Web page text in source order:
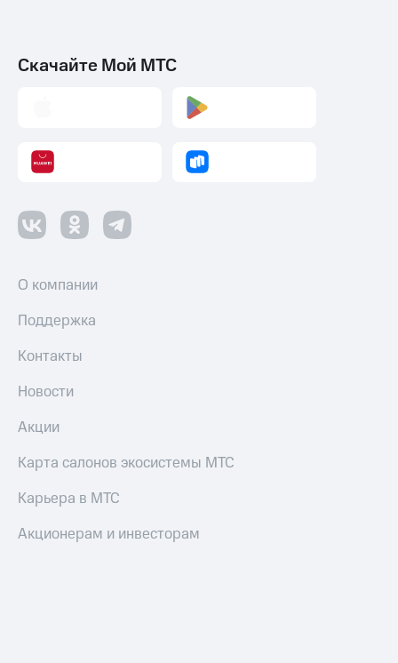
Скачайте Мой МТС
О компании
Поддержка
Контакты
Новости
Акции
Карта салонов экосистемы МТС
Карьера в МТС
Акционерам и инвесторам